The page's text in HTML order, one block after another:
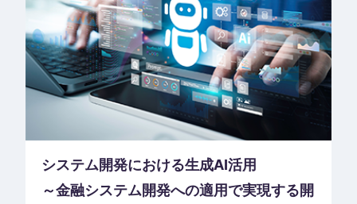
システム開発における生成AI活用
～金融システム開発への適用で実現する開